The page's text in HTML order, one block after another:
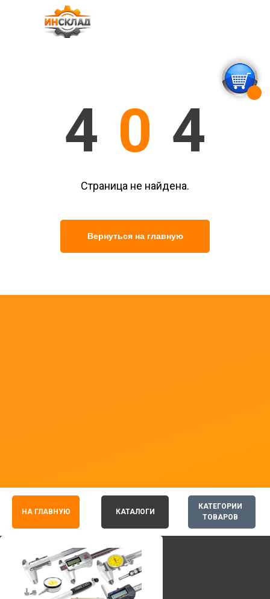
4 4
0
Страница не найдена.
Вернуться на главную
КАТЕГОРИИ
ТОВАРОВ
НА ГЛАВНУЮ КАТАЛОГИ